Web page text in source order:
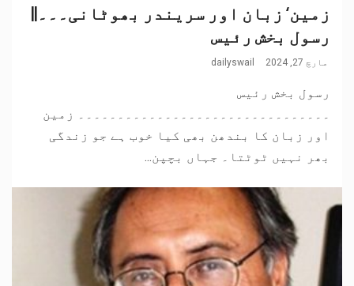
زمین‘ زبان اور سریندر بھوٹانی۔۔۔||
رسول بخش رئیس
مارچ 27, 2024 dailyswail
رسول بخش رئیس
۔۔۔۔۔۔۔۔۔۔۔۔۔۔۔۔۔۔۔۔۔۔۔۔۔۔۔۔۔۔۔۔ زمین
اور زبان کا بندھن بھی کیا خوب ہے جو زندگی
بھر نہیں ٹوٹتا۔ جہاں بچپن...